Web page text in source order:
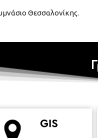
Θεσσαλονίκης.